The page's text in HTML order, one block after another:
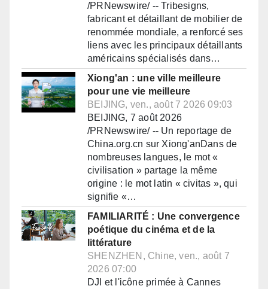
/PRNewswire/ -- Tribesigns,
fabricant et détaillant de mobilier de
renommée mondiale, a renforcé ses
liens avec les principaux détaillants
américains spécialisés dans…
Xiong'an : une ville meilleure
pour une vie meilleure
BEIJING, ven., août 7 2026 09:03
BEIJING, 7 août 2026
/PRNewswire/ -- Un reportage de
China.org.cn sur Xiong'anDans de
nombreuses langues, le mot «
civilisation » partage la même
origine : le mot latin « civitas », qui
signifie «…
FAMILIARITÉ : Une convergence
poétique du cinéma et de la
littérature
SHENZHEN, Chine, ven., août 7
2026 07:00
DJI et l'icône primée à Cannes